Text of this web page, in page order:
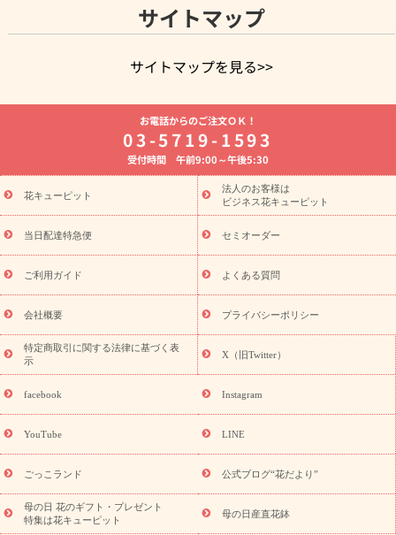
サイトマップ
サイトマップを見る>>
よく贈られる花
お祝いの花特集
誕生日フラワーギフト特集
8月の誕生花(トルコキキョウ)
開店・開業祝い
お供え・お悔やみ お供え・お悔やみの花
通夜・葬儀に贈る花 胡蝶蘭・花鉢
ーブドフラワー
季節のイベント
ひまわり ギフト・プレゼント
特集
お盆 花（新盆・初盆） 季節のイベント
お盆 花（新
盆・初盆）
お盆 花（新盆・初盆）
お盆・お供え 花とセットギ
フト
お盆・お供え プリザーブドフラワー
ひまわり ギフト・プ
レゼント特集
夏の花贈り・お中元・暑中見舞い 花のギフト特集
敬老の日におくる花ギフト・プレゼント特集
花ギフト・プレゼント特集
敬老の日 花のおすすめランキング
敬
老の日 花鉢植えのギフト・プレゼント特集
敬老の日 花とセットギ
フト・プレゼント特集
敬老の日の花 全てのギフト一覧
キャン
ペーン
映画『ウォーターガーディアンズ』コラボキャンペーン
「きょう誕生日なんです」キャンペーン
誕生日の花を探す
誕生日フラワーギフト 誕生日フラワーギフト特集
(トルコキキョウ)
9月の誕生花(リンドウ)
ら探す
お祝いの花特集 当日配達特急便 お祝い商品一覧
念日
結婚祝い 出産祝い 退院祝い・快気祝い
寿祝い
プチギフト ペットのお祝いフラワー
お電話からのご注文ＯＫ！
03-5719-1593
受付時間 午前9:00～午後5:30
花キューピット
法人のお客様は
ビジネス花キューピット
当日配達特急便 セミオーダー
ご利用ガイド よくある質問
会社概要 プライバシーポリシー
特定商取引に関する法律に基づく表
示
X（旧Twitter）
facebook Instagram
YouTube LINE
ごっこランド 公式ブログ“花だより”
母の日 花のギフト・プレゼント
特集は花キューピット
母の日産直花鉢